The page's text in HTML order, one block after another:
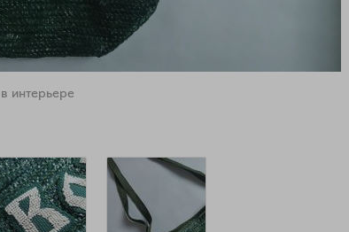
интерьере